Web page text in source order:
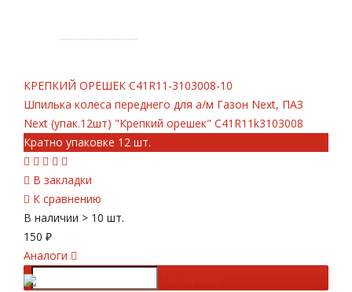
КРЕПКИЙ ОРЕШЕК С41R11-3103008-10
Шпилька колеса переднего для а/м Газон Next, ПАЗ
Next (упак.12шт) "Крепкий орешек" C41R11k3103008
Кратно упаковке 12 шт.
В закладки
К сравнению
В наличии > 10 шт.
150 ₽
Аналоги
-